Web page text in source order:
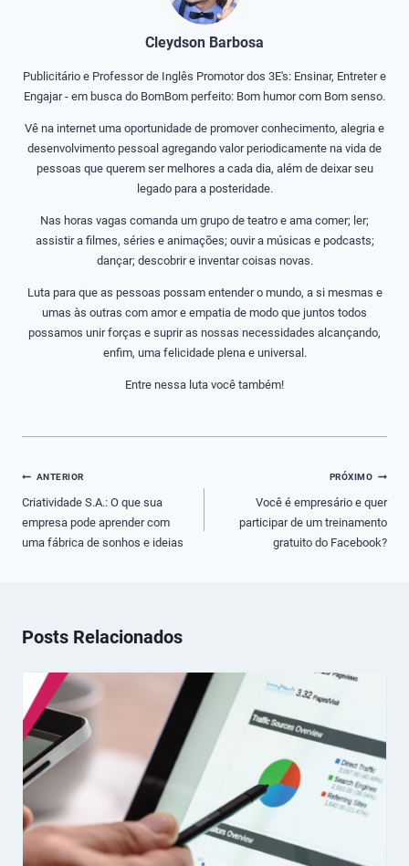
Cleydson Barbosa
Publicitário e Professor de Inglês Promotor dos 3E's: Ensinar, Entreter e
Engajar - em busca do BomBom perfeito: Bom humor com Bom senso.
Vê na internet uma oportunidade de promover conhecimento, alegria e
desenvolvimento pessoal agregando valor periodicamente na vida de
pessoas que querem ser melhores a cada dia, além de deixar seu
legado para a posteridade.
Nas horas vagas comanda um grupo de teatro e ama comer; ler;
assistir a filmes, séries e animações; ouvir a músicas e podcasts;
dançar; descobrir e inventar coisas novas.
Luta para que as pessoas possam entender o mundo, a si mesmas e
umas às outras com amor e empatia de modo que juntos todos
possamos unir forças e suprir as nossas necessidades alcançando,
enfim, uma felicidade plena e universal.
Entre nessa luta você também!
Navegação
de
Post
ANTERIOR
Criatividade S.A.: O que sua
empresa pode aprender com
uma fábrica de sonhos e ideias
PRÓXIMO
Você é empresário e quer
participar de um treinamento
gratuito do Facebook?
Posts Relacionados